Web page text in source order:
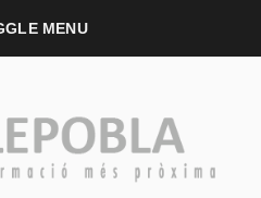
MENU